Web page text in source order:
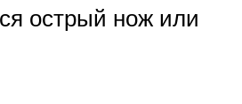
острый нож или